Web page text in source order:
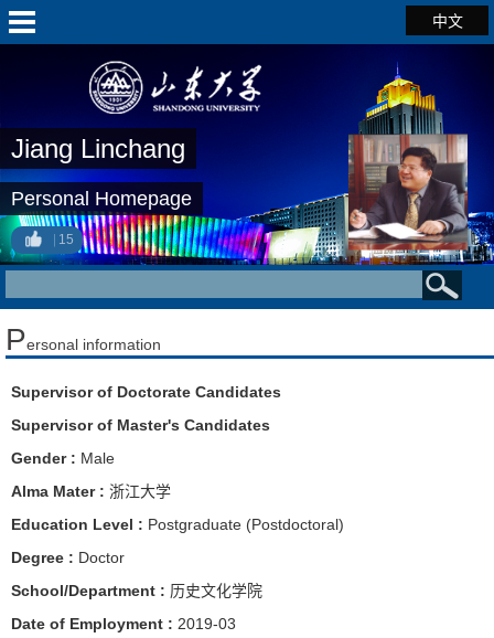
中文
Jiang Linchang
Personal Homepage
15
Personal information
Supervisor of Doctorate Candidates
Supervisor of Master's Candidates
Gender : Male
Alma Mater : 浙江大学
Education Level : Postgraduate (Postdoctoral)
Degree : Doctor
School/Department : 历史文化学院
Date of Employment : 2019-03